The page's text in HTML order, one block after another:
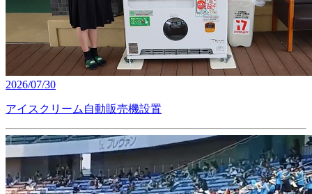
2026/07/30
アイスクリーム自動販売機設置